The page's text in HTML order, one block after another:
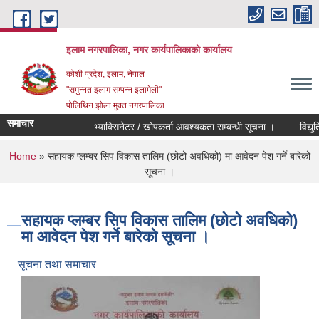
Skip to main content
इलाम नगरपालिका, नगर कार्यपालिकाको कार्यालय
कोशी प्रदेश, इलाम, नेपाल
"समुन्नत इलाम सम्पन्न इलामेली"
पोलिथिन झोला मुक्त नगरपालिका
समाचार भ्याक्सिनेटर / खोपकर्ता आवश्यकता सम्बन्धी सूचना । विद्युतिय
You are here
Home» सहायक प्लम्बर सिप विकास तालिम (छोटो अवधिको) मा आवेदन पेश गर्ने बारेको
सूचना ।
सहायक प्लम्बर सिप विकास तालिम (छोटो अवधिको)
मा आवेदन पेश गर्ने बारेको सूचना ।
सूचना तथा समाचार